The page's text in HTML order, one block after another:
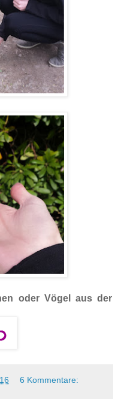
oder Vögel aus der
6 Kommentare: